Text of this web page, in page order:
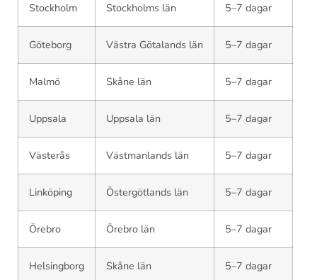
Stockholm Stockholms län 5–7 dagar
Göteborg Västra Götalands län 5–7 dagar
Malmö Skåne län 5–7 dagar
Uppsala Uppsala län 5–7 dagar
Västerås Västmanlands län 5–7 dagar
Linköping Östergötlands län 5–7 dagar
Örebro Örebro län 5–7 dagar
Helsingborg Skåne län 5–7 dagar